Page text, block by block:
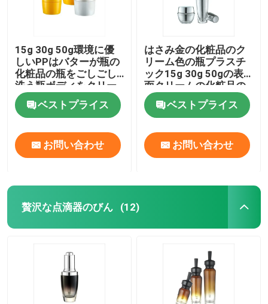
15g 30g 50g環境に優
しいPPはバターが瓶の
化粧品の瓶をごしごし
洗う瓶ボディをクリー
ム状にする
ベストプライス
お問い合わせ
はさみ金の化粧品のク
リーム色の瓶プラスチ
ック15g 30g 50gの表
面クリームの化粧品の
瓶
ベストプライス
お問い合わせ
贅沢な点滴器のびん (12)